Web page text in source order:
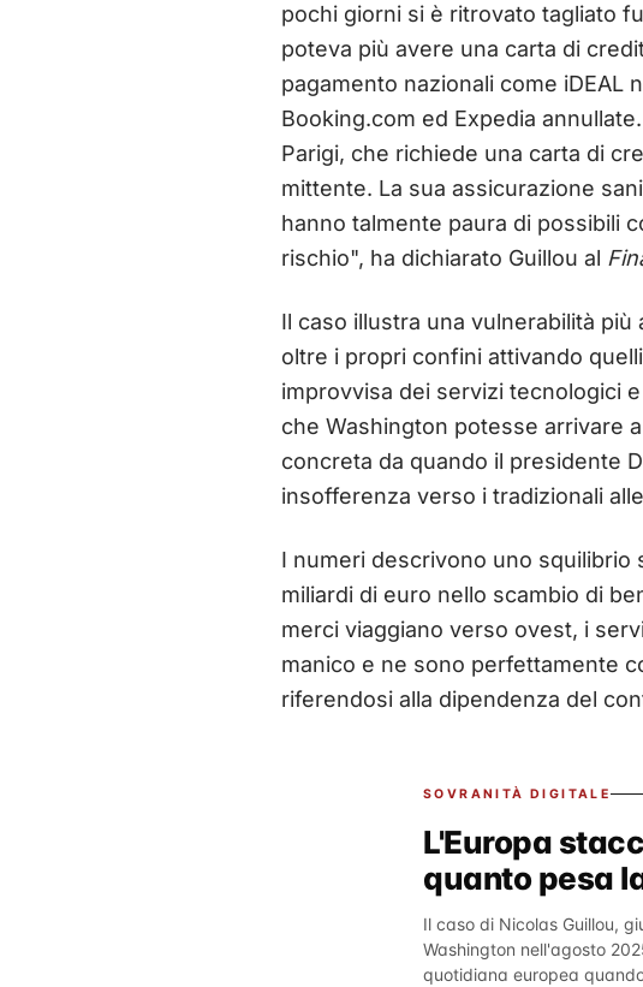
pochi giorni si è ritrovato tagliato
poteva più avere una carta di
pagamento nazionali come iDEAL
Booking.com ed Expedia
Parigi, che richiede una carta di
mittente. La sua assicurazione
hanno talmente paura di possibili
rischio", ha dichiarato Guillou al
Il caso illustra una vulnerabilità
oltre i propri confini attivando
improvvisa dei servizi tecnologici
che Washington potesse arrivare
concreta da quando il presidente
insofferenza verso i tradizionali
I numeri descrivono uno squilibrio
miliardi di euro nello scambio di
merci viaggiano verso ovest, i
manico e ne sono perfettamente
riferendosi alla dipendenza del
SOVRANITÀ DIGITALE
L'Europa
quanto pesa
Il caso di Nicolas Guillou,
Washington nell'agosto
quotidiana europea